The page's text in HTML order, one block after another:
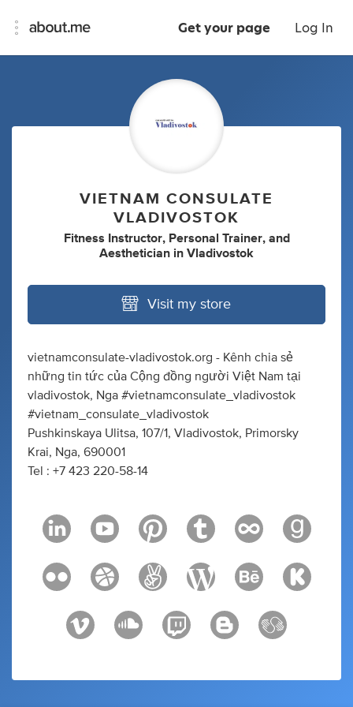
Get your page Log In
VIETNAM CONSULATE
VLADIVOSTOK
Fitness Instructor, Personal Trainer, and
Aesthetician in Vladivostok
Visit my store
vietnamconsulate-vladivostok.org - Kênh chia sẻ
những tin tức của Cộng đồng người Việt Nam tại
vladivostok, Nga #vietnamconsulate_vladivostok
#vietnam_consulate_vladivostok
Pushkinskaya Ulitsa, 107/1, Vladivostok, Primorsky
Krai, Nga, 690001
Tel : +7 423 220-58-14